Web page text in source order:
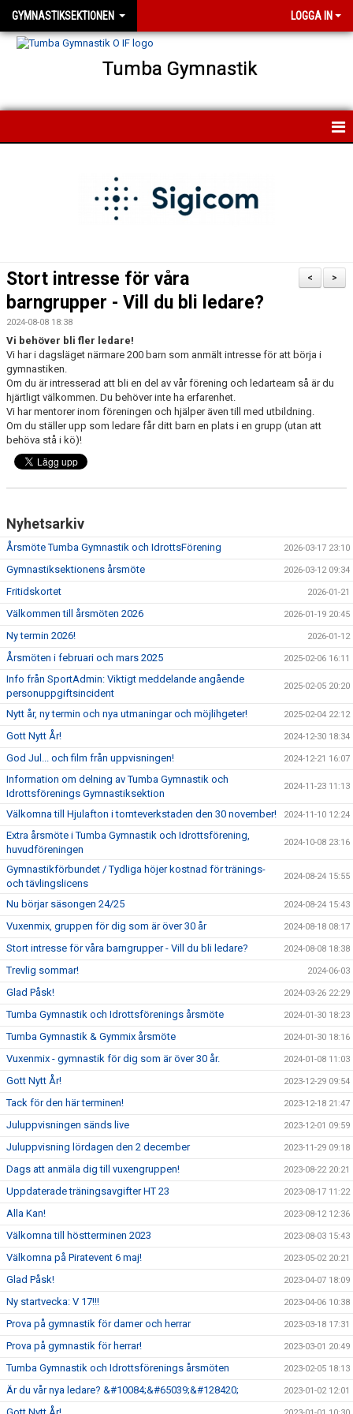
GYMNASTIKSEKTIONEN LOGGA IN
Tumba Gymnastik
FÖR LEDARE
BILDGALLERI
>
<
Stort intresse för våra
barngrupper - Vill du bli ledare?
2024-08-08 18:38
Vi behöver bli fler ledare!
Vi har i dagsläget närmare 200 barn som anmält intresse för att börja i
gymnastiken.
Om du är intresserad att bli en del av vår förening och ledarteam så är du
hjärtligt välkommen. Du behöver inte ha erfarenhet.
Vi har mentorer inom föreningen och hjälper även till med utbildning.
Om du ställer upp som ledare får ditt barn en plats i en grupp (utan att
behöva stå i kö)!
Nyhetsarkiv
Årsmöte Tumba Gymnastik och IdrottsFörening 2026-03-17 23:10
Gymnastiksektionens årsmöte 2026-03-12 09:34
Fritidskortet 2026-01-21
Välkommen till årsmöten 2026 2026-01-19 20:45
Ny termin 2026! 2026-01-12
Årsmöten i februari och mars 2025 2025-02-06 16:11
Info från SportAdmin: Viktigt meddelande angående
personuppgiftsincident
2025-02-05 20:20
Nytt år, ny termin och nya utmaningar och möjlihgeter! 2025-02-04 22:12
Gott Nytt År! 2024-12-30 18:34
God Jul... och film från uppvisningen! 2024-12-21 16:07
Information om delning av Tumba Gymnastik och
Idrottsförenings Gymnastiksektion
2024-11-23 11:13
Välkomna till Hjulafton i tomteverkstaden den 30 november! 2024-11-10 12:24
Extra årsmöte i Tumba Gymnastik och Idrottsförening,
huvudföreningen
2024-10-08 23:16
Gymnastikförbundet / Tydliga höjer kostnad för tränings-
och tävlingslicens
2024-08-24 15:55
Nu börjar säsongen 24/25 2024-08-24 15:43
Vuxenmix, gruppen för dig som är över 30 år 2024-08-18 08:17
Stort intresse för våra barngrupper - Vill du bli ledare? 2024-08-08 18:38
Trevlig sommar! 2024-06-03
Glad Påsk! 2024-03-26 22:29
Tumba Gymnastik och Idrottsförenings årsmöte 2024-01-30 18:23
Tumba Gymnastik & Gymmix årsmöte 2024-01-30 18:16
Vuxenmix - gymnastik för dig som är över 30 år. 2024-01-08 11:03
Gott Nytt År! 2023-12-29 09:54
Tack för den här terminen! 2023-12-18 21:47
Juluppvisningen sänds live 2023-12-01 09:59
Juluppvisning lördagen den 2 december 2023-11-29 09:18
Dags att anmäla dig till vuxengruppen! 2023-08-22 20:21
Uppdaterade träningsavgifter HT 23 2023-08-17 11:22
Alla Kan! 2023-08-12 12:36
Välkomna till höstterminen 2023 2023-08-03 15:43
Välkomna på Piratevent 6 maj! 2023-05-02 20:21
Glad Påsk! 2023-04-07 18:09
Ny startvecka: V 17!!! 2023-04-06 10:38
Prova på gymnastik för damer och herrar 2023-03-18 17:31
Prova på gymnastik för herrar! 2023-03-01 20:49
Tumba Gymnastik och Idrottsförenings årsmöten 2023-02-05 18:13
Är du vår nya ledare? &#10084;&#65039;&#128420; 2023-01-02 12:01